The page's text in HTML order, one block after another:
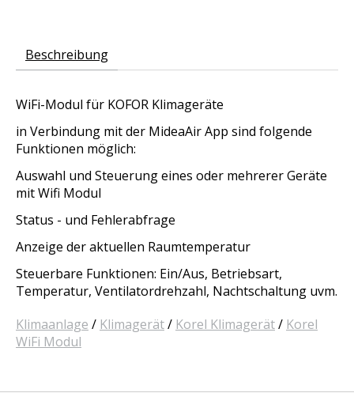
Beschreibung
WiFi-Modul für KOFOR Klimageräte
in Verbindung mit der MideaAir App sind folgende
Funktionen möglich:
Auswahl und Steuerung eines oder mehrerer Geräte
mit Wifi Modul
Status - und Fehlerabfrage
Anzeige der aktuellen Raumtemperatur
Steuerbare Funktionen: Ein/Aus, Betriebsart,
Temperatur, Ventilatordrehzahl, Nachtschaltung uvm.
Klimaanlage / Klimagerät/ Korel Klimagerät/ Korel
WiFi Modul